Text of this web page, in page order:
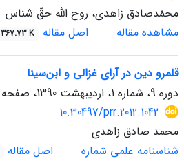
محمّدصادق زاهدی، روح الله حقّ شناس
مشاهده مقاله
اصل مقاله 367.73 K
قلمرو دین در آرای غزالی و ابن‌سینا
دوره 9، شماره 1، اردیبهشت 1390، صفحه
10.30497/prr.2012.1042
محمد صادق زاهدی
شناسنامه علمی شماره
اصل مقاله